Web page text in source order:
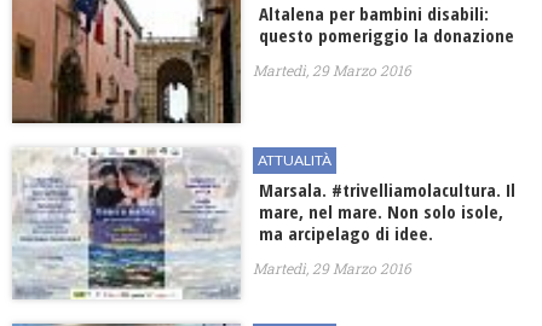
Altalena per bambini disabili:
questo pomeriggio la donazione
Martedì, 29 Marzo 2016
ATTUALITÀ
Marsala. #trivelliamolacultura. Il
mare, nel mare. Non solo isole,
ma arcipelago di idee.
Martedì, 29 Marzo 2016